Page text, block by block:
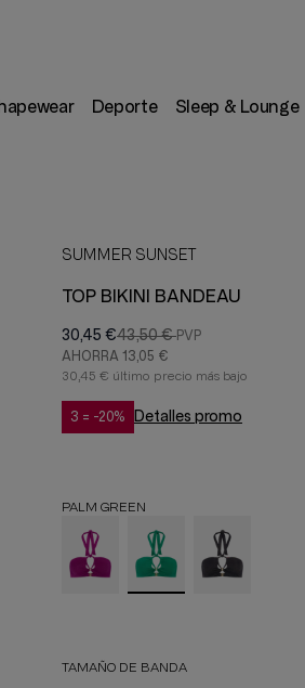
Deporte Sleep & Lounge
SUMMER SUNSET
TOP BIKINI BANDEAU
30,45 €43,50 €
AHORRA 13,05 €
30,45 € último precio más bajo
3 = -20% Detalles promo
PALM GREEN
TAMAÑO DE BANDA